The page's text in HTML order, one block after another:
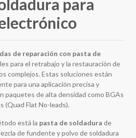
para
de reparación con pasta de
para el retrabajo y la restauración de
complejos. Estas soluciones están
para una aplicación precisa y
paquetes de alta densidad como BGAs
(Quad Flat No-leads).
está la pasta de soldadura de
de fundente y polvo de soldadura